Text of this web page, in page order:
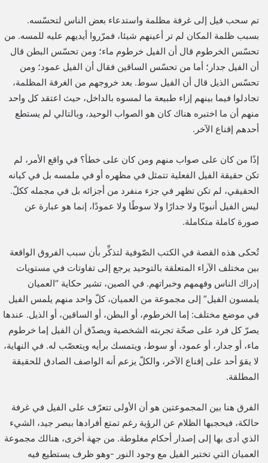
تم سحب فيل إلى غرفة مظلمة واستدعاء بعض الناس لتحسّسه.
بسبب ظلمة المكان لم تر أعينهم شيئا، فمرّروا أيديهم عليه للمسه. من
تحسّس الخرطوم قال أن الفيل خرطوم ماء؛ ومن تحسّس البطن قال
أن الفيل جدار؛ أما من تحسّس الساقين فقال أن الفيل عمود؛ ومن
تحسّس الذيل قال أن الفيل سوط. بعد خروجهم من الغرفة المظلمة،
تجادلوا فيما بينهم إزاء طبيعة ما لمسوه بالداخل، حيث اعتقد كل واحد
منهم أن ما اختبره هناك كان هو الصواب الوحيد، وبالتالي لم يستطع
أحدهم إقناع الآخر.
إذًا من كان على صواب منهم ومن كان على خطأ؟ في واقع الأمر، لم
تكن حقيقة الفيل الفعلية تتمثل في مظهره أو في ملمسه بل في كيانه
الحقيقي، لم تكن تظهر في جزء منفرد من أجزائه بل في مجمله ككلّ.
ليس الفيل أنبوبًا ولا جدارًا ولا سوطًا ولا عمودًا، إنما هو عبارة عن
صورة كاملة متكاملة.
تُحكى هذه القصة في الكتب الصّوفية لتذكِّر بأن سبب الفروق الواقعة
بين مختلف الآراء المتعلقة بالتوحيد يرجع إلى تفاوتات في مستويات
إدراك الناس وفهمهم وخبراتهم. في الصين، تشير حكاية “العميان
يلمسون الفيل” إلى مجموعة من العميان، كلّ واحد منهم يلمس الفيل
في موضع مختلف: إما الخرطوم، أو البطن، أو الساقين، أو الذيل. عندها
يصرّ كل فرد على صحّة تجربته الشخصية ويصدّق أن الفيل إما خرطوم
ماء، أو جدار، أو عمود، أو سوط، ويتمسك برأيه ويتعصّب له. في النهاية،
لا يقوَ أحد على إقناع الآخر، والكلّ يزعم أنه الواصف الصادق للحقيقة
المطلقة.
الفرق هنا بين المجموعتين هو أن الأولى تتعرّف على الفيل في غرفة
حالكة، فيحجبها الظلام عن الرؤية رغم تمتع أفرادها ببصر جيد، الشيء
الذي أدى بها إلى إصدار أحكام مغلوطة. من جهة أخرى، هنالك مجموعة
العميان التي تختبر الفيل مع وجود النور -وهو ظرف يستطيع فيه